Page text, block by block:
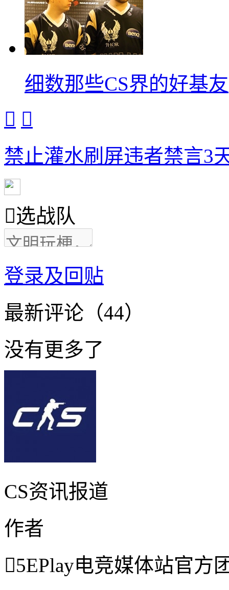
细数那些CS界的好基友
 
禁止灌水刷屏违者禁言3
选战队
登录及回贴
最新评论（44）
没有更多了
CS资讯报道
作者
5EPlay电竞媒体站官方